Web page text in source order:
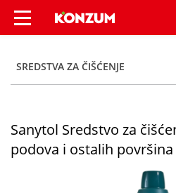
Sanytol Sredstvo
SREDSTVA ZA ČIŠĆENJE
Sanytol Sredstvo za
podova i ostalih